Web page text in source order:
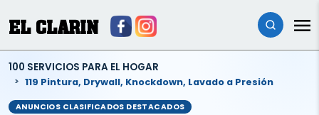
EL CLARIN
100 SERVICIOS PARA EL HOGAR
119 Pintura, Drywall, Knockdown, Lavado a Presión
ANUNCIOS CLASIFICADOS DESTACADOS